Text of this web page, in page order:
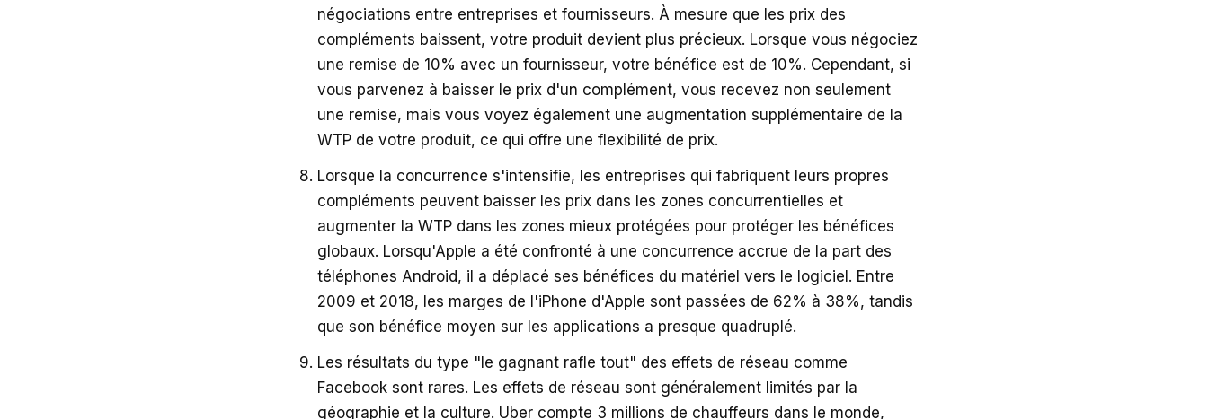
négociations entre entreprises et fournisseurs. À mesure que les prix des
compléments baissent, votre produit devient plus précieux. Lorsque vous négociez
une remise de 10% avec un fournisseur, votre bénéfice est de 10%. Cependant, si
vous parvenez à baisser le prix d'un complément, vous recevez non seulement
une remise, mais vous voyez également une augmentation supplémentaire de la
WTP de votre produit, ce qui offre une flexibilité de prix.
Lorsque la concurrence s'intensifie, les entreprises qui fabriquent leurs propres
compléments peuvent baisser les prix dans les zones concurrentielles et
augmenter la WTP dans les zones mieux protégées pour protéger les bénéfices
globaux. Lorsqu'Apple a été confronté à une concurrence accrue de la part des
téléphones Android, il a déplacé ses bénéfices du matériel vers le logiciel. Entre
2009 et 2018, les marges de l'iPhone d'Apple sont passées de 62% à 38%, tandis
que son bénéfice moyen sur les applications a presque quadruplé.
Les résultats du type "le gagnant rafle tout" des effets de réseau comme
Facebook sont rares. Les effets de réseau sont généralement limités par la
géographie et la culture. Uber compte 3 millions de chauffeurs dans le monde,